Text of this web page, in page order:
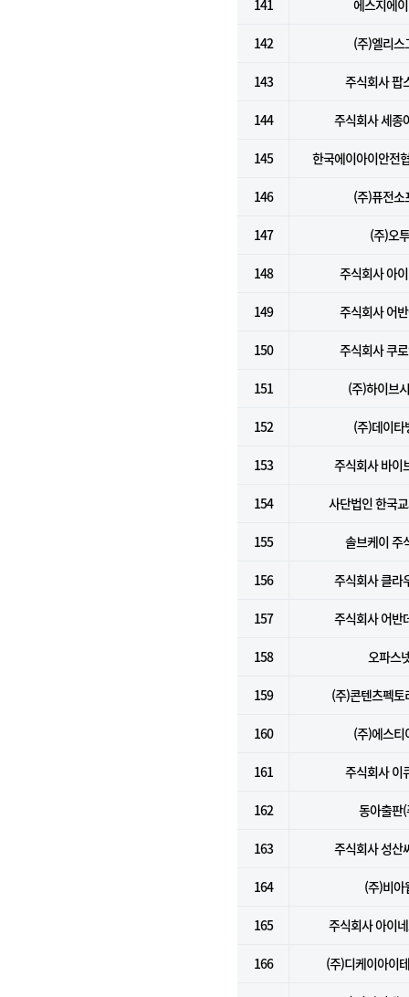
141 에스지에
142 (주)엘리스
143 주식회사 팝
144 주식회사 세종
145 한국에이아이안전
146 (주)퓨전소
147 (주)오투
148 주식회사 아
149 주식회사 어
150 주식회사 쿠
151 (주)하이브
152 (주)데이타
153 주식회사 바이
154 사단법인 한국
155 솔브케이 주
156 주식회사 클라
157 주식회사 어반
158 오파스
159 (주)콘텐츠펙토
160 (주)에스티
161 주식회사 이
162 동아출판
163 주식회사 성산
164 (주)비아
165 주식회사 아이
166 (주)디케이아이